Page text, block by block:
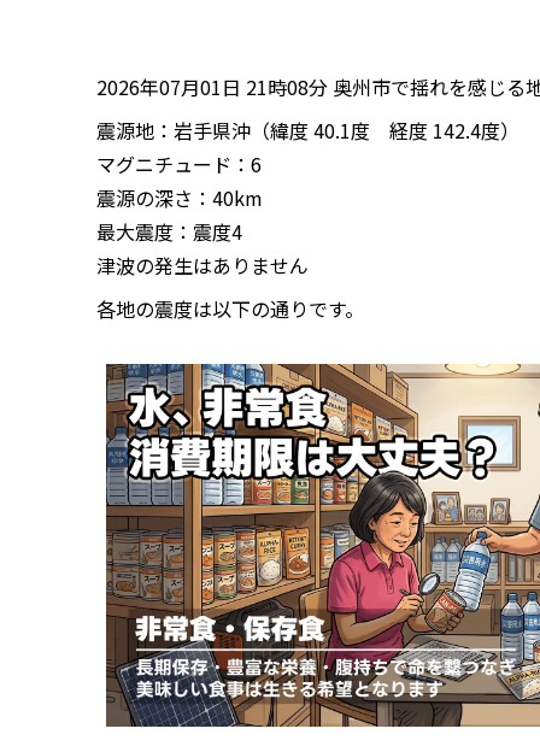
2026年07月01日 21時08分 奥州市で揺れを感じる
震源地：岩手県沖（緯度 40.1度 経度 142.4度）
マグニチュード：6
震源の深さ：40km
最大震度：震度4
津波の発生はありません
各地の震度は以下の通りです。